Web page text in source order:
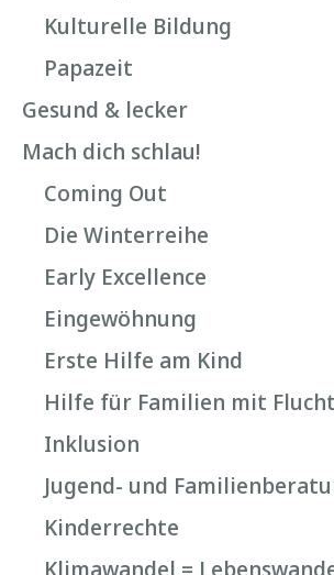
Kulturelle Bildung
Papazeit
Gesund & lecker
Mach dich schlau!
Coming Out
Die Winterreihe
Early Excellence
Eingewöhnung
Erste Hilfe am Kind
Hilfe für Familien mit
Inklusion
Jugend- und
Kinderrechte
Klimawandel =